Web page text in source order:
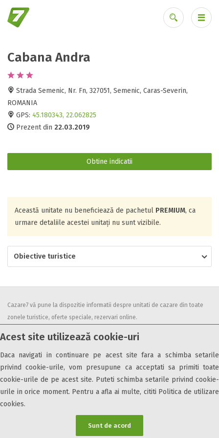
Acest site utilizează cookie-uri
Daca navigati in continuare pe acest site fara a schimba setarile
privind cookie-urile, vom presupune ca acceptati sa primiti toate
cookie-urile de pe acest site. Puteti schimba setarile privind cookie-
urile in orice moment. Pentru a afla ai multe, cititi Politica de utilizare
cookies.
Sunt de acord
Cabana Andra
Strada Semenic, Nr. Fn, 327051, Semenic, Caras-Severin,
ROMANIA
GPS: 45.180343, 22.062825
Prezent din 22.03.2019
Obtine indicatii
Această unitate nu beneficiează de pachetul PREMIUM, ca
urmare detaliile acestei unitați nu sunt vizibile.
Obiective turistice
Cazare7 vă pune la dispozitie informatii despre unitati de cazare din toate
zonele turistice, oferte speciale, rezervari online.
condițiile de utilizare.
Informații utile Parteneri Cazare7